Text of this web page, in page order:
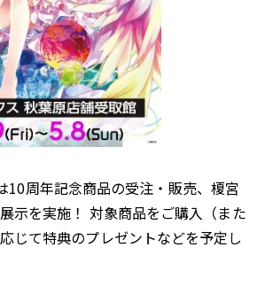
10周年記念商品の受注・販売、榎宮
示を実施！ 対象商品をご購入（また
じて特典のプレゼントなどを予定し